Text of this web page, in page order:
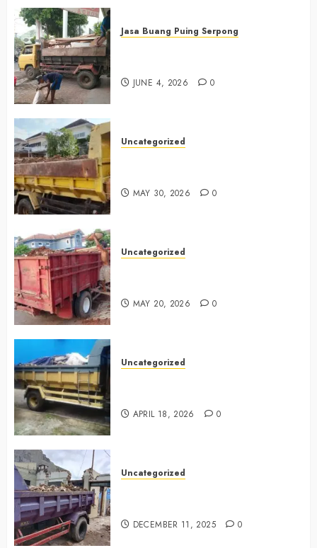
Jasa Buang Puing Serpong
JUNE 4, 2026 0
Uncategorized
MAY 30, 2026 0
Uncategorized
MAY 20, 2026 0
Uncategorized
APRIL 18, 2026 0
Uncategorized
DECEMBER 11, 2025 0